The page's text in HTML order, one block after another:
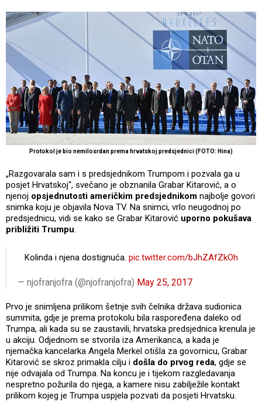
Protokol je bio nemilosrdan prema hrvatskoj predsjednici (FOTO: Hina)
„Razgovarala sam i s predsjednikom Trumpom i pozvala ga u
posjet Hrvatskoj“, svečano je obznanila Grabar Kitarović, a o
njenoj opsjednutosti američkim predsjednikom najbolje govori
snimka koju je objavila Nova TV. Na snimci, vrlo neugodnoj po
predsjednicu, vidi se kako se Grabar Kitarović uporno pokušava
približiti Trumpu.
Kolinda i njena dostignuća. pic.twitter.com/bJhZAfZkOh
— njofranjofra (@njofranjofra) May 25, 2017
Prvo je snimljena prilikom šetnje svih čelnika država sudionica
summita, gdje je prema protokolu bila raspoređena daleko od
Trumpa, ali kada su se zaustavili, hrvatska predsjednica krenula je
u akciju. Odjednom se stvorila iza Amerikanca, a kada je
njemačka kancelarka Angela Merkel otišla za govornicu, Grabar
Kitarović se skroz primakla cilju i došla do prvog reda, gdje se
nije odvajala od Trumpa. Na koncu je i tijekom razgledavanja
nespretno požurila do njega, a kamere nisu zabilježile kontakt
prilikom kojeg je Trumpa uspjela pozvati da posjeti Hrvatsku.